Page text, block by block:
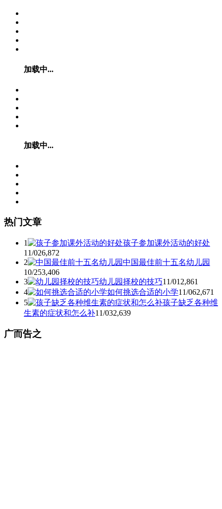
加载中...
加载中...
热门文章
1
孩子参加课外活动的好处
11/026,872
2
中国最佳前十五名幼儿园
10/253,406
3
幼儿园择校的技巧11/01 2,861
4
如何挑选合适的小学11/062,671
5
孩子缺乏各种维
生素的症状和怎么补11/032,639
广而告之